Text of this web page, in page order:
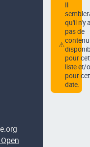
⚠
Il
qu'il n'y a
pas de
contenu
pour
liste et/
pour
date.